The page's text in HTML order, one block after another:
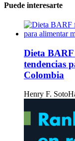
Puede interesarte
Dieta BARF
tendencias
Colombia
Henry F. Soto